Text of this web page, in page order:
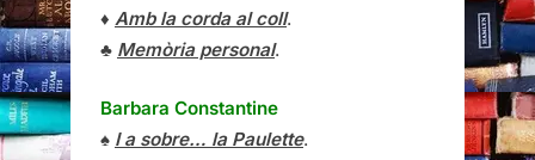
♦ Amb la corda al coll.
♣ Memòria personal.
Barbara Constantine
♠ I a sobre… la Paulette.